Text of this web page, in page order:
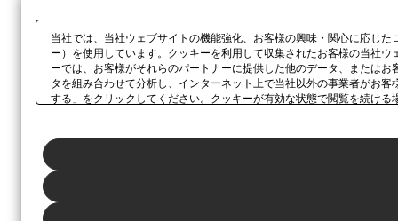
当社では、当社ウェブサイトの機能強化、お客様の興味・関心に応じ
ー）を使用しています。クッキーを利用して収集されたお客様の当社
ーでは、お客様がそれらのパートナーに提供した他のデータ、または
タを組み合わせて分析し、インターネット上で当社以外の事業者がお
する」をクリックしてください。クッキーが有効な状態で閲覧を続け